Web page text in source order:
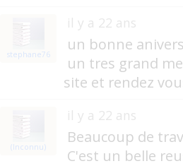
stephane76
il y a 22 ans
un bonne
un tres grand
site et rendez
(Inconnu)
il y a 22 ans
Beaucoup de
C'est un belle